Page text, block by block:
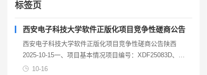
标签页
西安电子科技大学软件正版化项目竞争性磋商公告
西安电子科技大学软件正版化项目竞争性磋商公告陕西
2025-10-15一、项目基本情况项目编号：XDF25083D、
SCZB2025-CS-0906/012
10-16